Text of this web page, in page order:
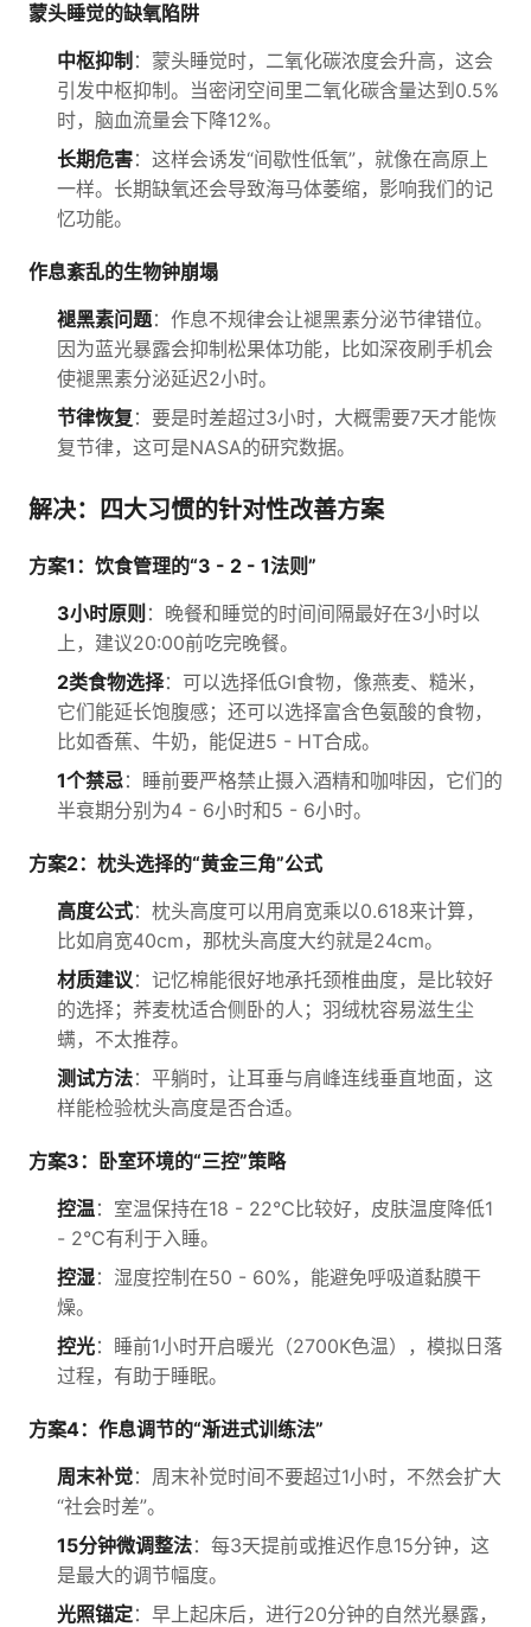
蒙头睡觉的缺氧陷阱
中枢抑制 ：蒙头睡觉时，二氧化碳浓度会升高，这会
引发中枢抑制。当密闭空间里二氧化碳含量达到0.5%
时，脑血流量会下降12%。
长期危害：这样会诱发“间歇性低氧”，就像在高原上
一样。长期缺氧还会导致海马体萎缩，影响我们的记
忆功能。
作息紊乱的生物钟崩塌
褪黑素问题：作息不规律会让褪黑素分泌节律错位。
因为蓝光暴露会抑制松果体功能，比如深夜刷手机会
使褪黑素分泌延迟2小时。
节律恢复 ：要是时差超过3小时，大概需要7天才能恢
复节律，这可是NASA的研究数据。
解决：四大习惯的针对性改善方案
方案1：饮食管理的“3 - 2 - 1法则”
3小时原则 ：晚餐和睡觉的时间间隔最好在3小时以
上，建议20:00前吃完晚餐。
2类食物选择：可以选择低GI食物，像燕麦、糙米，
它们能延长饱腹感；还可以选择富含色氨酸的食物，
比如香蕉、牛奶，能促进5 - HT合成。
1个禁忌：睡前要严格禁止摄入酒精和咖啡因，它们的
半衰期分别为4 - 6小时和5 - 6小时。
方案2：枕头选择的“黄金三角”公式
高度公式：枕头高度可以用肩宽乘以0.618来计算，
比如肩宽40cm，那枕头高度大约就是24cm。
材质建议：记忆棉能很好地承托颈椎曲度，是比较好
的选择；荞麦枕适合侧卧的人；羽绒枕容易滋生尘
螨，不太推荐。
测试方法：平躺时，让耳垂与肩峰连线垂直地面，这
样能检验枕头高度是否合适。
方案3：卧室环境的“三控”策略
控温：室温保持在18 - 22℃比较好，皮肤温度降低1
- 2℃有利于入睡。
控湿：湿度控制在50 - 60%，能避免呼吸道黏膜干
燥。
控光：睡前1小时开启暖光（2700K色温），模拟日落
过程，有助于睡眠。
方案4：作息调节的“渐进式训练法”
周末补觉：周末补觉时间不要超过1小时，不然会扩大
“社会时差”。
15分钟微调整法：每3天提前或推迟作息15分钟，这
是最大的调节幅度。
光照锚定：早上起床后，进行20分钟的自然光暴露，